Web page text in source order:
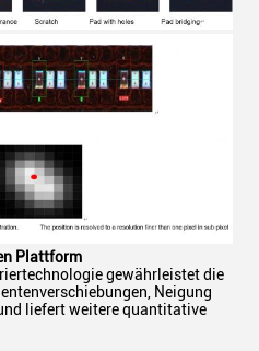
Plattform
gewährleistet die
Neigung
liefert weitere quantitative